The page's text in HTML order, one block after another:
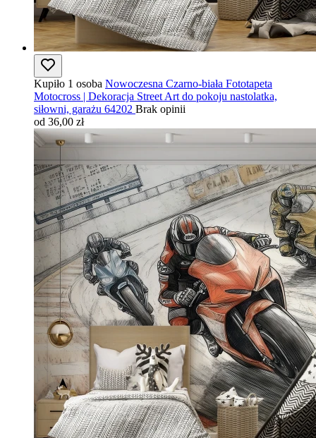
Kupiło 1 osoba Nowoczesna Czarno-biała Fototapeta
Motocross | Dekoracja Street Art do pokoju nastolatka,
siłowni, garażu 64202 Brak opinii
od 36,00 zł